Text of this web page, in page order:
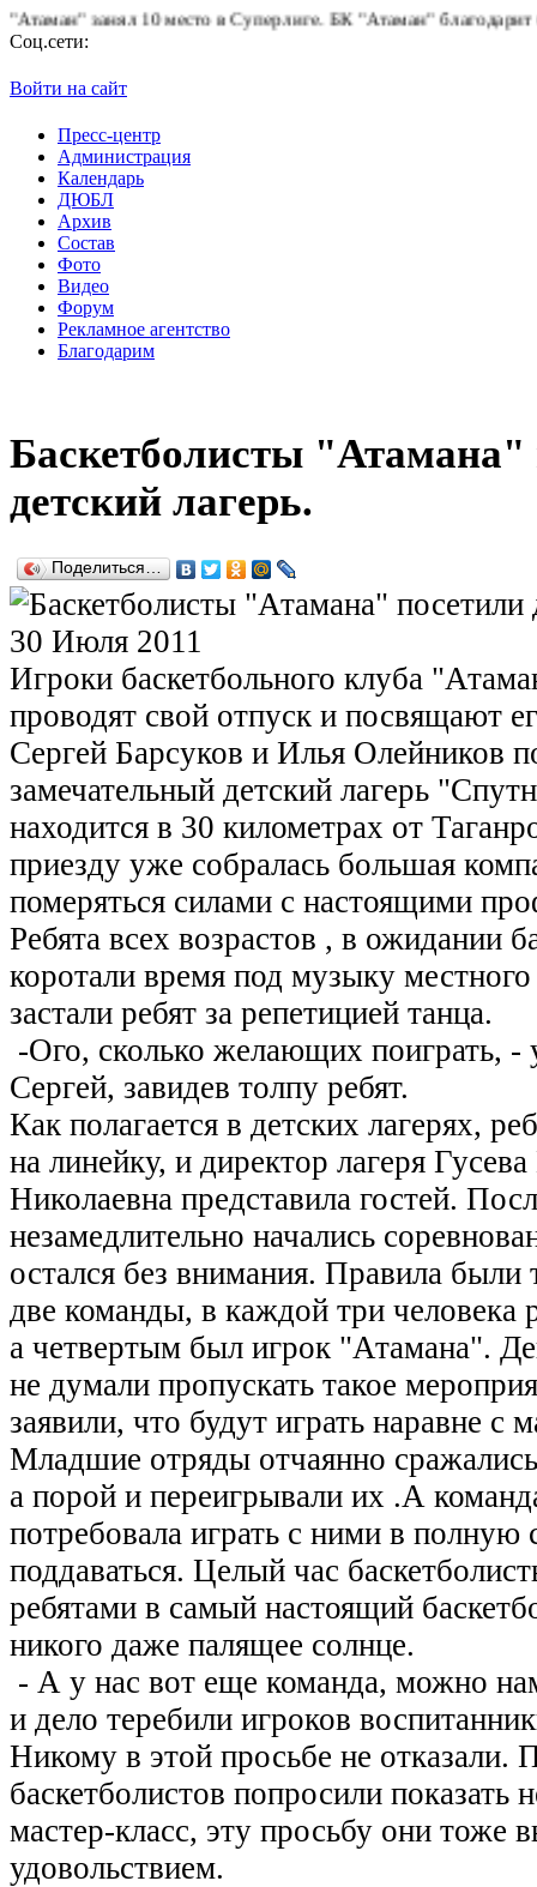
занял 10 место в Суперлиге.БК "Атаман" благодарит
Соц.сети:
Войти на сайт
Пресс-центр
Администрация
Календарь
ДЮБЛ
Архив
Состав
Фото
Видео
Форум
Рекламное агентство
Благодарим
Баскетболисты "Атамана"
детский лагерь.
Поделиться…
30 Июля 2011
Игроки баскетбольного клуба
проводят свой отпуск и посвящают
Сергей Барсуков и Илья Олейников
замечательный детский лагерь
находится в 30 километрах от
приезду уже собралась большая
померяться силами с настоящими
Ребята всех возрастов , в ожидании
коротали время под музыку
застали ребят за репетицией танца.
-Ого, сколько желающих поиграть, -
Сергей, завидев толпу ребят.
Как полагается в детских лагерях,
на линейку, и директор лагеря
Николаевна представила гостей.
незамедлительно начались
остался без внимания. Правила были
две команды, в каждой три человека
а четвертым был игрок "Атамана".
не думали пропускать такое
заявили, что будут играть наравне с
Младшие отряды отчаянно
а порой и переигрывали их .А
потребовала играть с ними в полную
поддаваться. Целый час
ребятами в самый настоящий
никого даже палящее солнце.
- А у нас вот еще команда, можно
и дело теребили игроков
Никому в этой просьбе не отказали.
баскетболистов попросили показать
мастер-класс, эту просьбу они тоже
удовольствием.